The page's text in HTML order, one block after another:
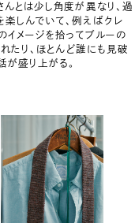
んとは少し角度が異なり、過
しんでいて、例えばクレ
イメージを拾ってブルーの
たり、ほとんど誰にも見破
が盛り上がる。